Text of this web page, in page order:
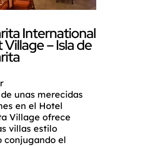
International
Village – Isla de
unas merecidas
en el Hotel
Village ofrece
villas estilo
conjugando el